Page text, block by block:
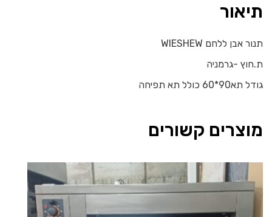
תיאור
תנור אבן ללחם WIESHEW
ת.חוץ -גרמניה
גודל תא90*60 כולל תא תפיחה
מוצרים קשורים